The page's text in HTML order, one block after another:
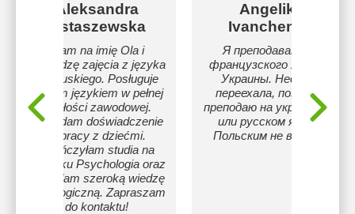
Aleksandra
Ostaszewska
Mam na imię Ola i
prowadzę zajęcia z języka
francuskiego. Posługuje
się tym językiem w pełnej
biegłości zawodowej.
Posiadam doświadczenie
w pracy z dziećmi.
Skończyłam studia na
kierunku Psychologia oraz
posiadam szeroką wiedzę
pedagogiczną. Zapraszam
do kontaktu!
Angelika
Ivanchenko
Я преподаватель
французского языка с
Украины. Недавно
переехала, поэтому
преподаю на украинском
или русском языке.
Польским не владею.